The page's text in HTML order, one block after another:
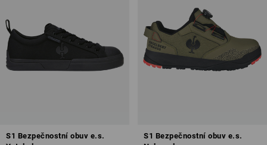
S1 Bezpečnostní obuv e.s.
S1 Bezpečnostní obuv e.s.